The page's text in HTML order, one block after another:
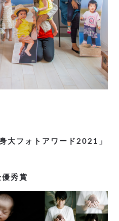
大フォトアワード2021」
優秀賞